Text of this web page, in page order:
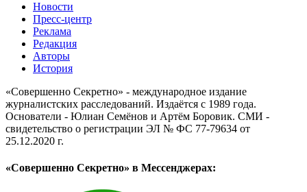
Новости
Пресс-центр
Реклама
Редакция
Авторы
История
«Совершенно Секретно» - международное издание
журналистских расследований. Издаётся с 1989 года.
Основатели - Юлиан Семёнов и Артём Боровик. CМИ -
свидетельство о регистрации ЭЛ № ФС 77-79634 от
25.12.2020 г.
«Совершенно Секретно» в Мессенджерах: